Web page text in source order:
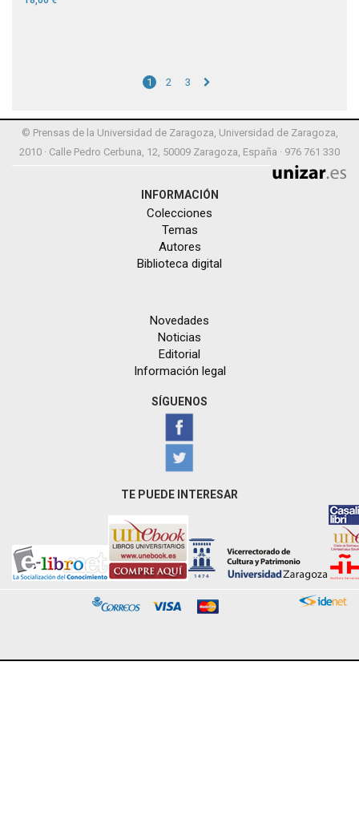
1 2 3
© Prensas de la Universidad de Zaragoza, Universidad de Zaragoza,
2010 · Calle Pedro Cerbuna, 12, 50009 Zaragoza, España · 976 761 330
INFORMACIÓN
Colecciones
Temas
Autores
Biblioteca digital
Novedades
Noticias
Editorial
Información legal
SÍGUENOS
TE PUEDE INTERESAR